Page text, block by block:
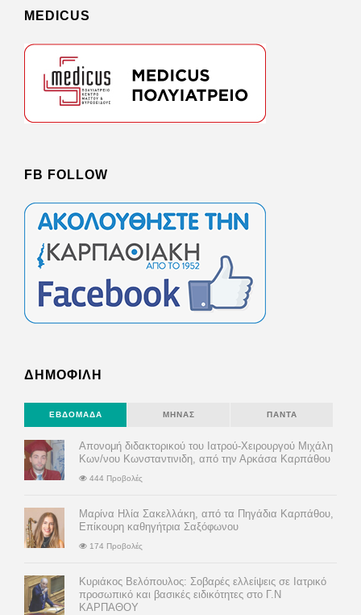
MEDICUS
FB FOLLOW
ΔΗΜΟΦΙΛΗ
ΕΒΔΟΜΆΔΑ ΜΉΝΑΣ ΠΆΝΤΑ
Απονομή διδακτορικού του Ιατρού-Χειρουργού Μιχάλη
Κων/νου Κωνσταντινιδη, από την Αρκάσα Καρπάθου
444 Προβολές
Μαρίνα Ηλία Σακελλάκη, από τα Πηγάδια Καρπάθου,
Επίκουρη καθηγήτρια Σαξόφωνου
174 Προβολές
Κυριάκος Βελόπουλος: Σοβαρές ελλείψεις σε Ιατρικό
προσωπικό και βασικές ειδικότητες στο Γ.Ν
ΚΑΡΠΑΘΟΥ